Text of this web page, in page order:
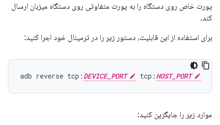
پورت خاص روی دستگاه را به پورت متفاوتی روی دستگاه میزبان ارسال
کند.
برای استفاده از این قابلیت، دستور زیر را در ترمینال خود اجرا کنید:
adb reverse tcp: DEVICE_PORT tcp: HOST_PORT
موارد زیر را جایگزین کنید: